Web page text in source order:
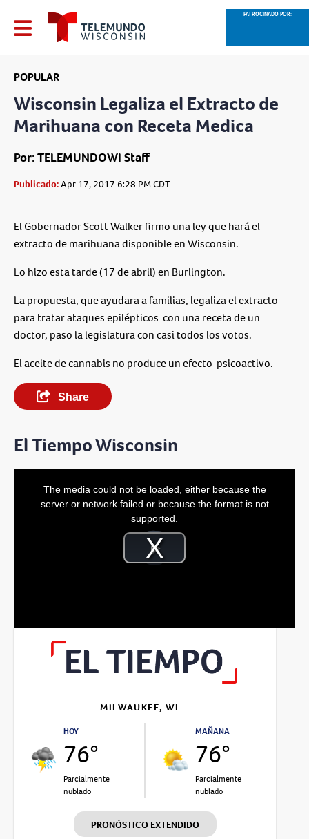
PATROCINADO POR:
POPULAR
Wisconsin Legaliza el Extracto de
Marihuana con Receta Medica
Por: TELEMUNDOWI Staff
Publicado:Apr 17, 2017 6:28 PM CDT
El Gobernador Scott Walker firmo una ley que hará el
extracto de marihuana disponible en Wisconsin.
Lo hizo esta tarde (17 de abril) en Burlington.
La propuesta, que ayudara a familias, legaliza el extracto
para tratar ataques epilépticos con una receta de un
doctor, paso la legislatura con casi todos los votos.
El aceite de cannabis no produce un efecto psicoactivo.
Share
El Tiempo Wisconsin
Video
Player
loading.Play
The media could not be loaded, either because the
server or network failed or because the format is not
supported.
MILWAUKEE, WI
HOY
76°
Parcialmente
nublado
MAÑANA
76°
Parcialmente
nublado
PRONÓSTICO EXTENDIDO